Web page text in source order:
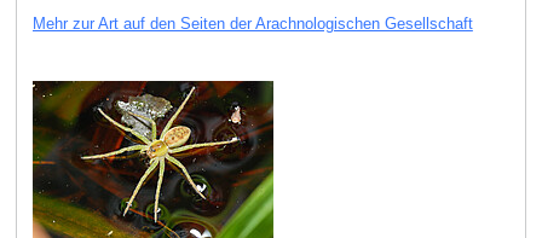
Mehr zur Art auf den Seiten der Arachnologischen Gesellschaft